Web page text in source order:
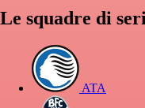
Le squadre di
ATA